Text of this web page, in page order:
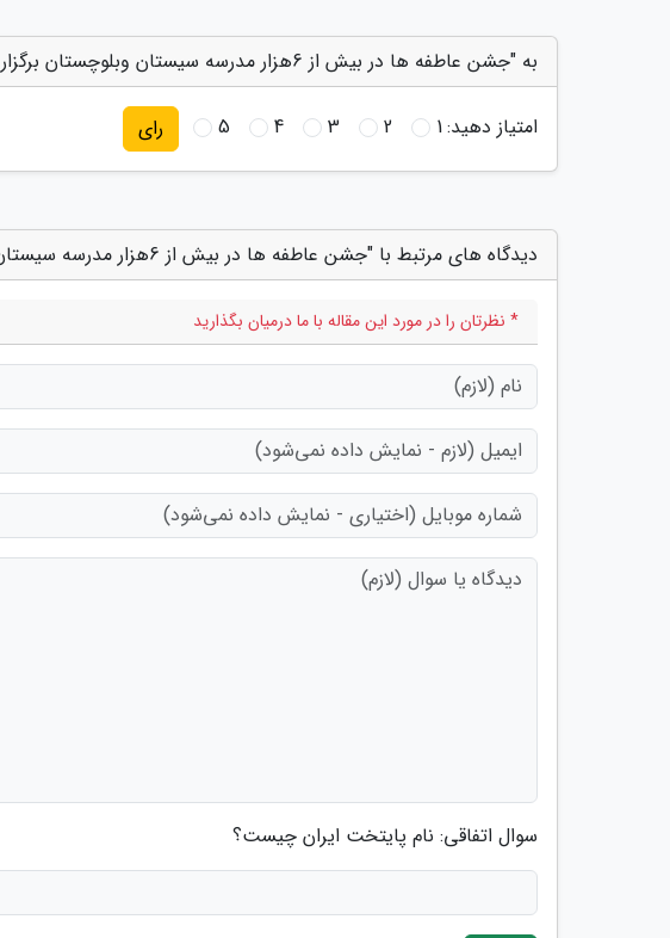
به "جشن عاطفه ها در بیش از 6هزار مدرسه سیستان وبلوچستان برگزار می گردد" امتیاز دهید
امتیاز دهید:1
2
3
4
5 رای
دیدگاه های مرتبط با "جشن عاطفه ها در بیش از 6هزار مدرسه سیستان وبلوچستان برگزار می گردد"
* نظرتان را در مورد این مقاله با ما درمیان بگذارید
سوال اتفاقی: نام پایتخت ایران چیست؟